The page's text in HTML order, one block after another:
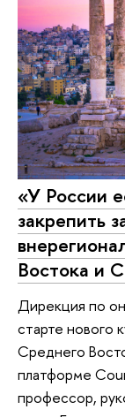
«У России
закрепить
Востока и
Дирекция по
старте нового
Среднего
платформе
профессор,